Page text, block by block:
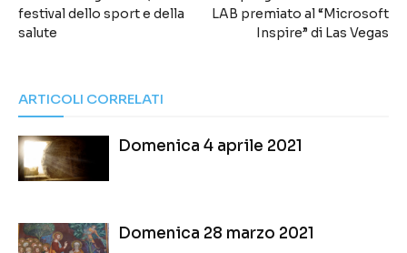
festival dello sport e della
salute
LAB premiato al “Microsoft
Inspire” di Las Vegas
ARTICOLI CORRELATI
Domenica 4 aprile 2021
Domenica 28 marzo 2021